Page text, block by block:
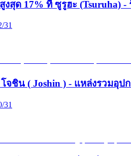
สุด 17% ที่ ซูรูฮะ
31
จชิน ( Joshin ) - แหล่งรวมอุ
31